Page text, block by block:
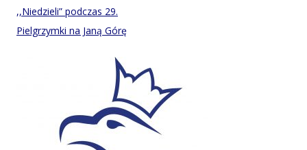
,,Niedzieli” podczas 29.
Pielgrzymki na Janą Górę